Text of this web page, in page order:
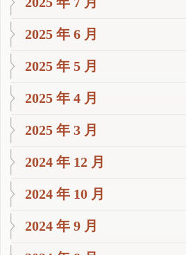
2025 年 6 月
2025 年 5 月
2025 年 4 月
2025 年 3 月
2024 年 12 月
2024 年 10 月
2024 年 9 月